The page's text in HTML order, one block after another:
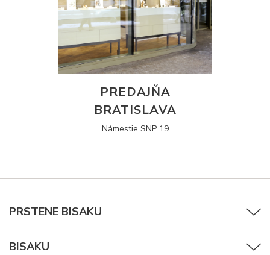
PREDAJŇA
BRATISLAVA
Námestie SNP 19
PRSTENE BISAKU
BISAKU